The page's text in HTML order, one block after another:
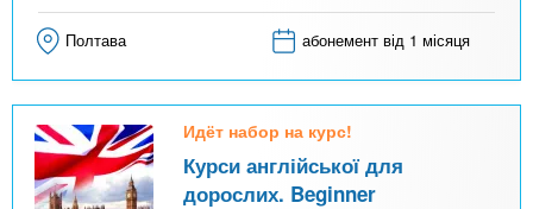
Полтава абонемент від 1 місяця
Идёт набор на курс!
Курси англійської для
дорослих. Beginner